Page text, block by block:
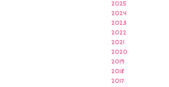
2025
2024
2023
2022
2021
2020
2019
2018
2017